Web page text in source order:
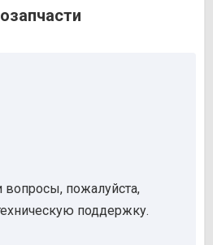
вопросы, пожалуйста,
поддержку.